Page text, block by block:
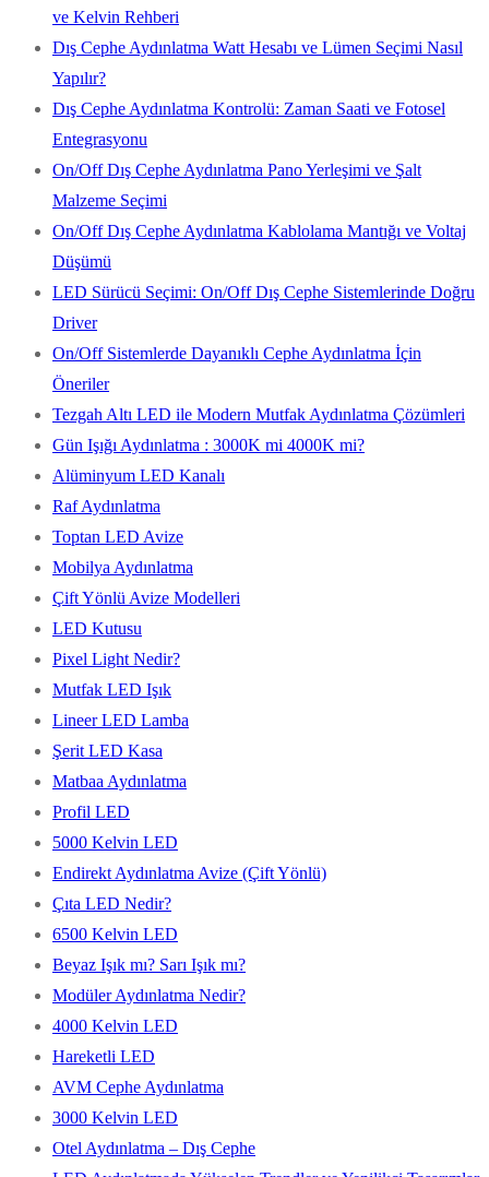
ve Kelvin Rehberi
Dış Cephe Aydınlatma Watt Hesabı ve Lümen Seçimi Nasıl
Yapılır?
Dış Cephe Aydınlatma Kontrolü: Zaman Saati ve Fotosel
Entegrasyonu
On/Off Dış Cephe Aydınlatma Pano Yerleşimi ve Şalt
Malzeme Seçimi
On/Off Dış Cephe Aydınlatma Kablolama Mantığı ve Voltaj
Düşümü
LED Sürücü Seçimi: On/Off Dış Cephe Sistemlerinde Doğru
Driver
On/Off Sistemlerde Dayanıklı Cephe Aydınlatma İçin
Öneriler
Tezgah Altı LED ile Modern Mutfak Aydınlatma Çözümleri
Gün Işığı Aydınlatma : 3000K mi 4000K mi?
Alüminyum LED Kanalı
Raf Aydınlatma
Toptan LED Avize
Mobilya Aydınlatma
Çift Yönlü Avize Modelleri
LED Kutusu
Pixel Light Nedir?
Mutfak LED Işık
Lineer LED Lamba
Şerit LED Kasa
Matbaa Aydınlatma
Profil LED
5000 Kelvin LED
Endirekt Aydınlatma Avize (Çift Yönlü)
Çıta LED Nedir?
6500 Kelvin LED
Beyaz Işık mı? Sarı Işık mı?
Modüler Aydınlatma Nedir?
4000 Kelvin LED
Hareketli LED
AVM Cephe Aydınlatma
3000 Kelvin LED
Otel Aydınlatma – Dış Cephe